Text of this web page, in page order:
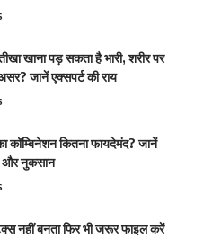
खाना पड़ सकता है भारी, शरीर पर
जानें एक्सपर्ट की राय
कॉम्बिनेशन कितना फायदेमंद? जानें
नुकसान
नहीं बनता फिर भी जरूर फाइल करें